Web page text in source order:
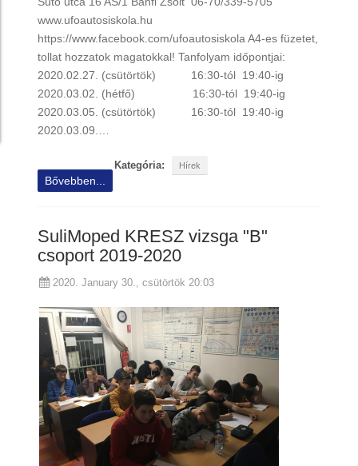
www.ufoautosiskola.hu
https://www.facebook.com/ufoautosiskola A4-es füzetet,
tollat hozzatok magatokkal! Tanfolyam időpontjai:
2020.02.27. (csütörtök) 16:30-tól 19:40-ig
2020.03.02. (hétfő) 16:30-tól 19:40-ig
2020.03.05. (csütörtök) 16:30-tól 19:40-ig
2020.03.09.…
Kategória: Hírek
Bővebben...
SuliMoped KRESZ vizsga "B"
csoport 2019-2020
2020. January 30., csütörtök 20:03